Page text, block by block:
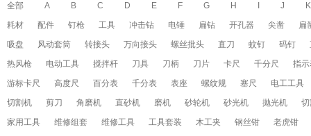
全部 A B C D E F G H J
K
耗材
配件 钉枪 工具 冲击钻 电锤 扁钻 开孔器 尖凿
扁
吸盘
风动套筒 转接头 万向接头 螺丝批头 直刀 蚊钉 码钉
热风枪
电动工具 搅拌杆 刀具 刀柄 刀片 卡尺 千分尺
指
游标卡尺
高度尺 百分表 千分表 表座 螺纹规 塞尺
电工工具
切割机
剪刀 角磨机 直砂机 磨机 砂轮机 砂光机 抛光机
家用工具
维修组套 维修工具 工具套装 木工夹 钢丝钳
老虎钳